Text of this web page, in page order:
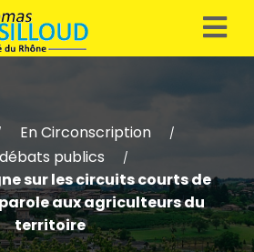
En Circonscription /
publics /
sur les circuits courts de
aux agriculteurs du
territoire